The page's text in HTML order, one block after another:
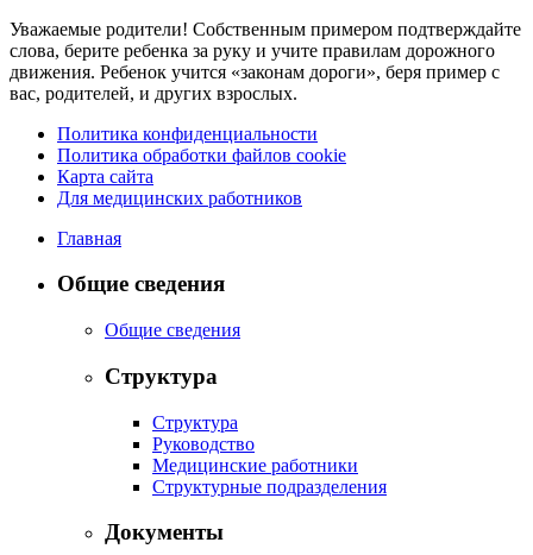
Уважаемые родители! Собственным примером подтверждайте
слова, берите ребенка за руку и учите правилам дорожного
движения. Ребенок учится «законам дороги», беря пример с
вас, родителей, и других взрослых.
Политика конфиденциальности
Политика обработки файлов cookie
Карта сайта
Для медицинских работников
Главная
Общие сведения
Общие сведения
Структура
Структура
Руководство
Медицинские работники
Структурные подразделения
Документы